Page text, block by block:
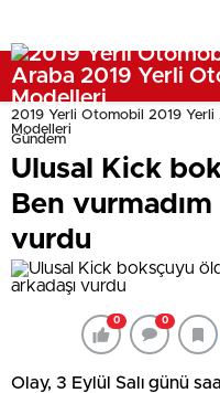
2019 Yerli Otomobil 2019 Yerli
Modelleri
Gündem
Ulusal Kick
Ben vurmadım
vurdu
0 0
Olay, 3 Eylül Salı günü